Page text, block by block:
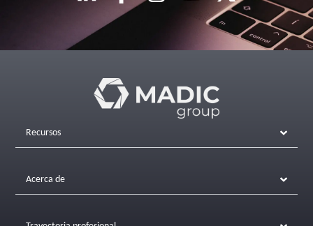
Recursos
Acerca de